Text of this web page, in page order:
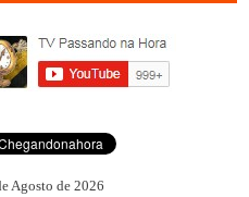
Agosto de 2026